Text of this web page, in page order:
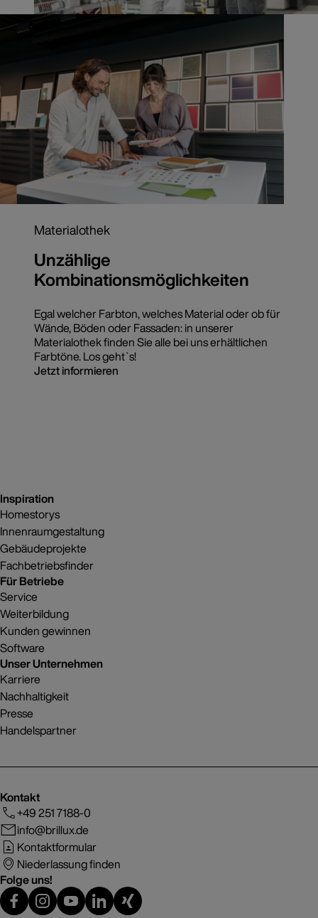
Materialothek
Unzählige
Kombinationsmöglichkeiten
Egal welcher Farbton, welches Material oder ob für
Wände, Böden oder Fassaden: in unserer
Materialothek finden Sie alle bei uns erhältlichen
Farbtöne. Los geht`s!
Jetzt informieren
Inspiration
Homestorys
Innenraumgestaltung
Gebäudeprojekte
Fachbetriebsfinder
Für Betriebe
Service
Weiterbildung
Kunden gewinnen
Software
Unser Unternehmen
Karriere
Nachhaltigkeit
Presse
Handelspartner
Kontakt
+49 251 7188-0
info@brillux.de
Kontaktformular
Niederlassung finden
Folge uns!